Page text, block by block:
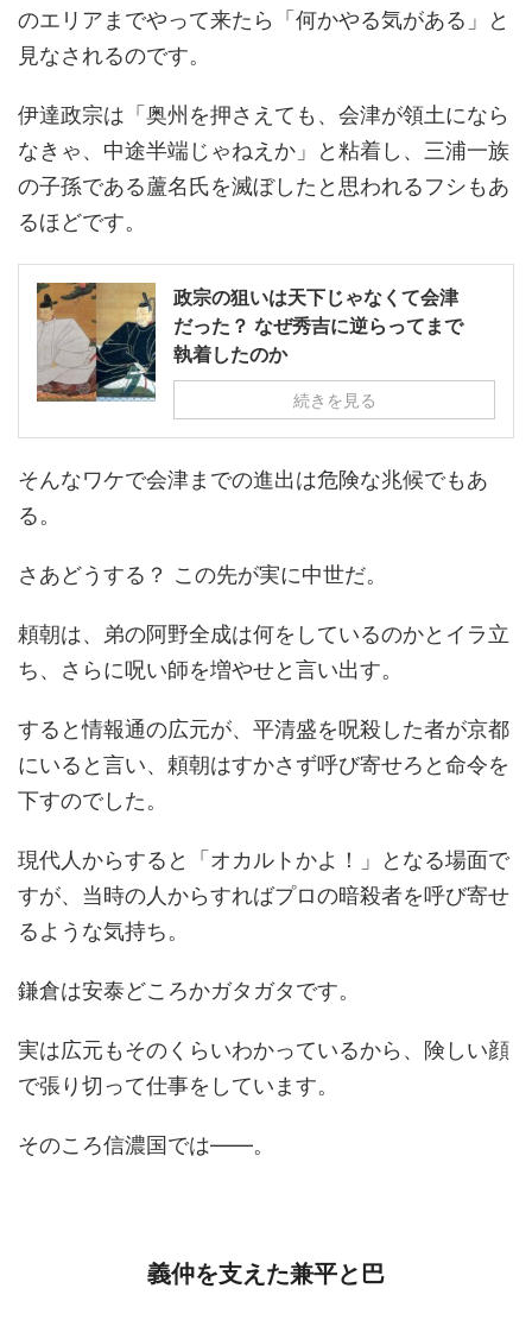
のエリアまでやって来たら「何かやる気がある」と
見なされるのです。
伊達政宗は「奥州を押さえても、会津が領土になら
なきゃ、中途半端じゃねえか」と粘着し、三浦一族
の子孫である蘆名氏を滅ぼしたと思われるフシもあ
るほどです。
政宗の狙いは天下じゃなくて会津
だった？ なぜ秀吉に逆らってまで
執着したのか
続きを見る
そんなワケで会津までの進出は危険な兆候でもあ
る。
さあどうする？ この先が実に中世だ。
頼朝は、弟の阿野全成は何をしているのかとイラ立
ち、さらに呪い師を増やせと言い出す。
すると情報通の広元が、平清盛を呪殺した者が京都
にいると言い、頼朝はすかさず呼び寄せろと命令を
下すのでした。
現代人からすると「オカルトかよ！」となる場面で
すが、当時の人からすればプロの暗殺者を呼び寄せ
るような気持ち。
鎌倉は安泰どころかガタガタです。
実は広元もそのくらいわかっているから、険しい顔
で張り切って仕事をしています。
そのころ信濃国では――。
義仲を支えた兼平と巴